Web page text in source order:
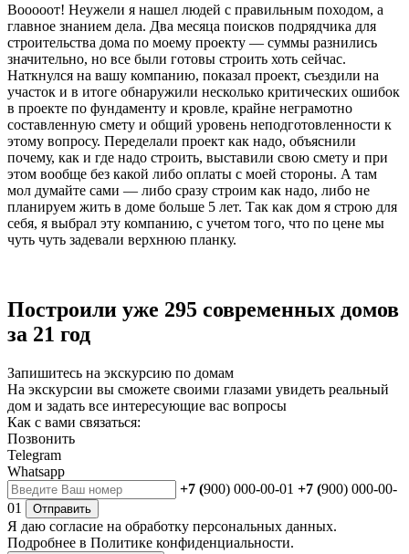
Вооооот! Неужели я нашел людей с правильным походом, а
главное знанием дела. Два месяца поисков подрядчика для
строительства дома по моему проекту — суммы разнились
значительно, но все были готовы строить хоть сейчас.
Наткнулся на вашу компанию, показал проект, съездили на
участок и в итоге обнаружили несколько критических ошибок
в проекте по фундаменту и кровле, крайне неграмотно
составленную смету и общий уровень неподготовленности к
этому вопросу. Переделали проект как надо, объяснили
почему, как и где надо строить, выставили свою смету и при
этом вообще без какой либо оплаты с моей стороны. А там
мол думайте сами — либо сразу строим как надо, либо не
планируем жить в доме больше 5 лет. Так как дом я строю для
себя, я выбрал эту компанию, с учетом того, что по цене мы
чуть чуть задевали верхнюю планку.
Построили уже 295 современных домов
за 21 год
Запишитесь на экскурсию по домам
На экскурсии вы сможете своими глазами увидеть реальный
дом и задать все интересующие вас вопросы
Как с вами связаться:
Позвонить
Telegram
Whatsapp
+7 (900) 000-00-01 +7 (900) 000-00-
01
Отправить
Я даю согласие на обработку персональных данных.
Подробнее в Политике конфиденциальности.